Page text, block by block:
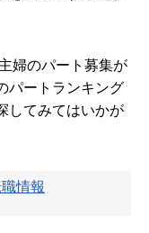
婦のパート募集が
パートランキング
してみてはいかが
情報